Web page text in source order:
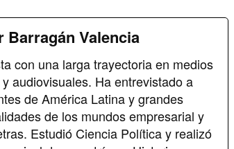
Barragán Valencia
con una larga trayectoria en medios
audiovisuales. Ha entrevistado a
de América Latina y grandes
de los mundos empresarial y
Estudió Ciencia Política y realizó